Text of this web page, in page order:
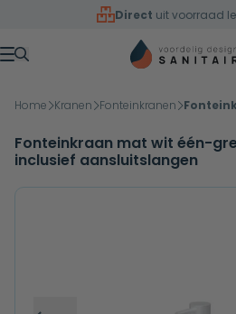
Overslaan naar inhoud
Direct uit voorraad
Menu
Home Kranen Fonteinkranen
Fonteinkraan mat wit één-
inclusief aansluitslangen